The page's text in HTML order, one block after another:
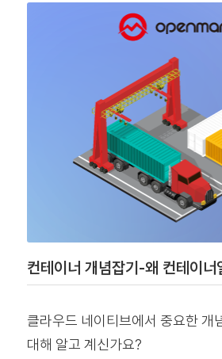
컨테이너 개념잡기-왜 컨테이너
클라우드 네이티브에서 중요한 개
대해 알고 계신가요?